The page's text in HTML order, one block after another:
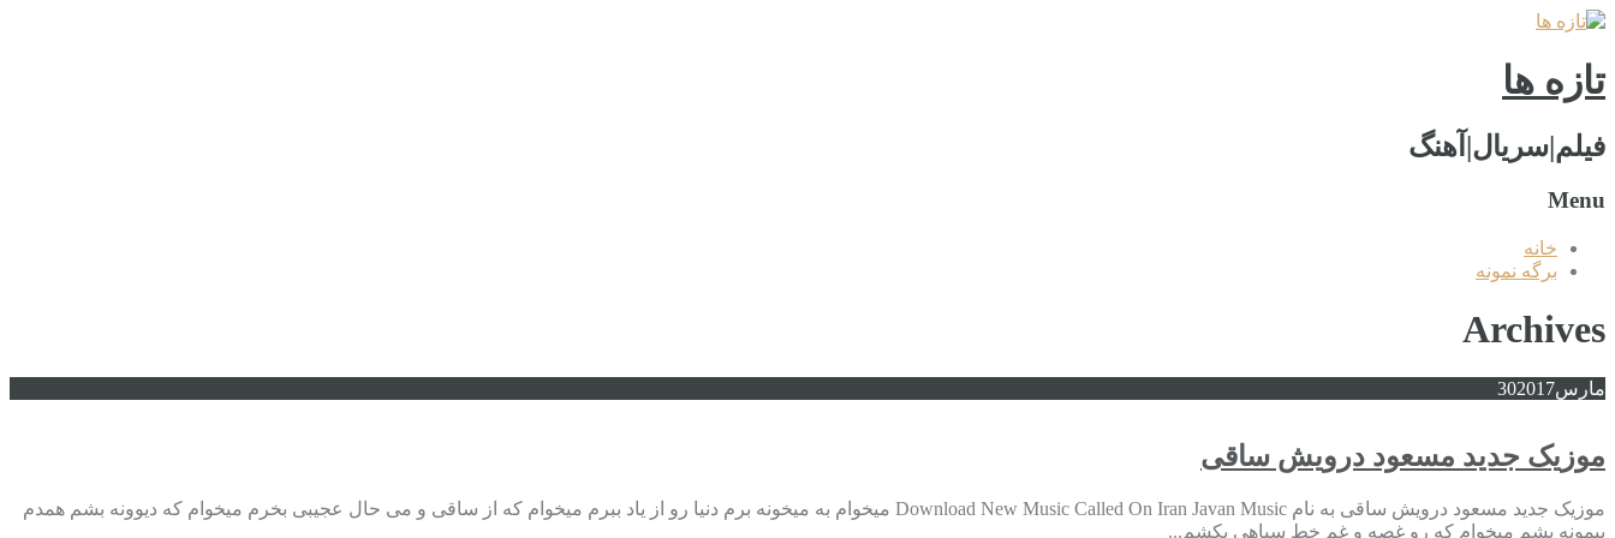
تازه ها
فیلم|سریال|آهنگ
Menu
خانه
برگه نمونه
Archives
مارس 302017
موزیک جدید مسعود درویش ساقی
موزیک جدید مسعود درویش ساقی به نام Download New Music Called On Iran Javan Music میخوام به میخونه برم دنیا رو از یاد ببرم میخوام که از ساقی و می حال عجیبی بخرم میخوام که دیوونه بشم همدم
پیمونه بشم میخوام که رو غصه و غم خط سیاهی بکشم...